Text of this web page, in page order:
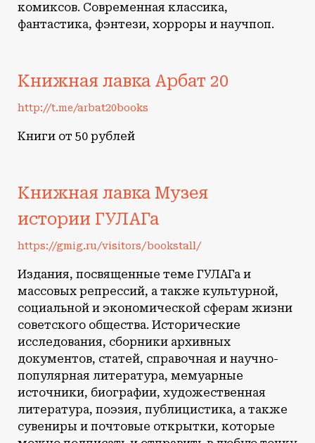
комиксов. Современная классика,
фантастика, фэнтези, хорроры и научпоп.
Книжная лавка Арбат 20
http://t.me/arbat20books
Книги от 50 рублей
Книжная лавка Музея
истории ГУЛАГа
https://gmig.ru/visitors/bookstall/
Издания, посвященные теме ГУЛАГа и
массовых репрессий, а также культурной,
социальной и экономической сферам жизни
советского общества. Исторические
исследования, сборники архивных
документов, статей, справочная и научно-
популярная литература, мемуарные
источники, биографии, художественная
литература, поэзия, публицистика, а также
сувениры и почтовые открытки, которые